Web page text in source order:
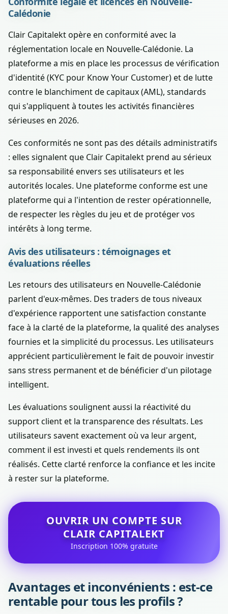
Calédonie
Clair Capitalekt opère en conformité avec la
réglementation locale en Nouvelle-Calédonie. La
plateforme a mis en place les processus de vérification
d'identité (KYC pour Know Your Customer) et de lutte
contre le blanchiment de capitaux (AML), standards
qui s'appliquent à toutes les activités financières
sérieuses en 2026.
Ces conformités ne sont pas des détails administratifs
: elles signalent que Clair Capitalekt prend au sérieux
sa responsabilité envers ses utilisateurs et les
autorités locales. Une plateforme conforme est une
plateforme qui a l'intention de rester opérationnelle,
de respecter les règles du jeu et de protéger vos
intérêts à long terme.
Avis des utilisateurs : témoignages et
évaluations réelles
Les retours des utilisateurs en Nouvelle-Calédonie
parlent d'eux-mêmes. Des traders de tous niveaux
d'expérience rapportent une satisfaction constante
face à la clarté de la plateforme, la qualité des analyses
fournies et la simplicité du processus. Les utilisateurs
apprécient particulièrement le fait de pouvoir investir
sans stress permanent et de bénéficier d'un pilotage
intelligent.
Les évaluations soulignent aussi la réactivité du
support client et la transparence des résultats. Les
utilisateurs savent exactement où va leur argent,
comment il est investi et quels rendements ils ont
réalisés. Cette clarté renforce la confiance et les incite
à rester sur la plateforme.
OUVRIR UN COMPTE SUR
CLAIR CAPITALEKT
Inscription 100% gratuite
Avantages et inconvénients : est-ce
rentable pour tous les profils ?